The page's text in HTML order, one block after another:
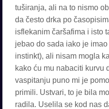
tuširanja, ali na to nismo
da često drka po
isflekanim čaršafima i isto
jebao do sada iako je
instinkt), ali nisam mogla
kako ću mu nabaciti kurvu
vaspitanju puno mi je
primili. Ustvari, to je bila
radila. Uselila se kod nas